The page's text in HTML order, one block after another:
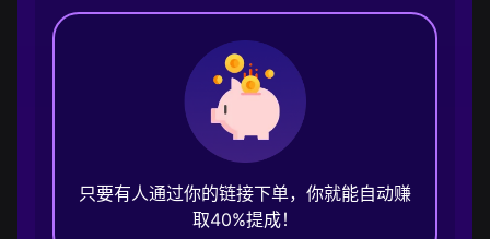
只要有人通过你的链接下单，你就能自动赚
取40%提成！